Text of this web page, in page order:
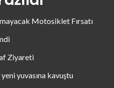
Motosiklet Fırsatı
Ziyareti
yuvasına kavuştu